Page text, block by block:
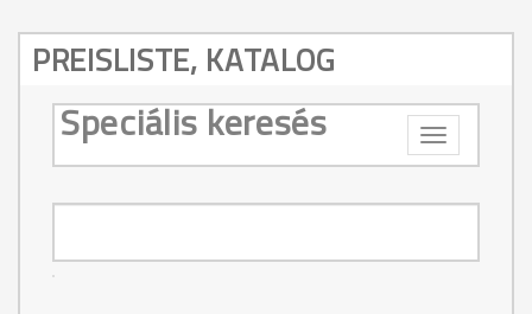
PREISLISTE, KATALOG
Speciális keresés
Toggle
navigation